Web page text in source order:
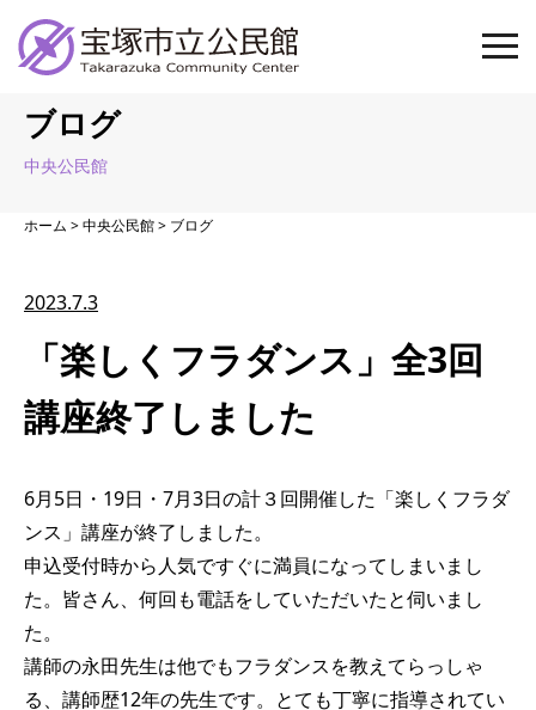
ブログ
中央公民館
ホーム >中央公民館> ブログ
2023.7.3
「楽しくフラダンス」全3回
講座終了しました
6月5日・19日・7月3日の計３回開催した「楽しくフラダ
ンス」講座が終了しました。
申込受付時から人気ですぐに満員になってしまいまし
た。皆さん、何回も電話をしていただいたと伺いまし
た。
講師の永田先生は他でもフラダンスを教えてらっしゃ
る、講師歴12年の先生です。とても丁寧に指導されてい